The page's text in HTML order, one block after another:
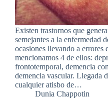
Existen trastornos que
semejantes a la enfermedad
ocasiones llevando a errores
mencionamos 4 de ellos:
frontotemporal, demencia
demencia vascular. Llegada
cualquier atisbo de…
Dunia Chappotin